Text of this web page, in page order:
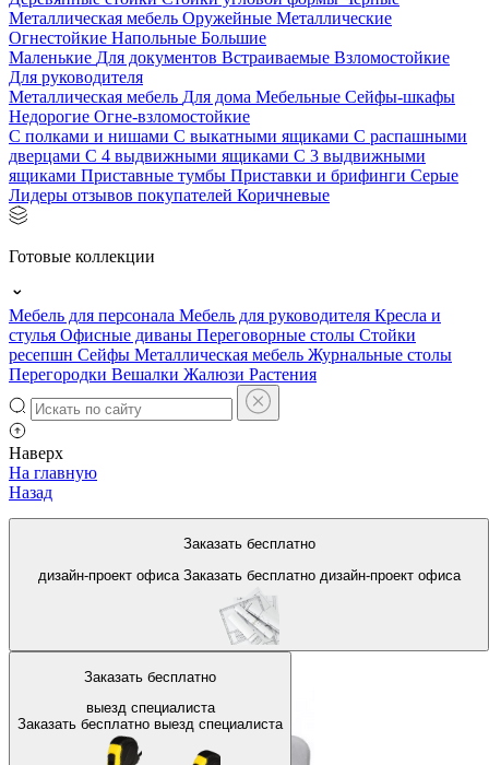
Металлическая мебель Оружейные Металлические
Огнестойкие Напольные Большие
Маленькие Для документов Встраиваемые Взломостойкие
Для руководителя
Металлическая мебель Для дома Мебельные Сейфы-шкафы
Недорогие Огне-взломостойкие
С полками и нишами С выкатными ящиками С распашными
дверцами С 4 выдвижными ящиками С 3 выдвижными
ящиками Приставные тумбы Приставки и брифинги Серые
Лидеры отзывов покупателей Коричневые
Готовые коллекции
Мебель для персонала Мебель для руководителя Кресла и
стулья Офисные диваны Переговорные столы Стойки
ресепшн Сейфы Металлическая мебель Журнальные столы
Перегородки Вешалки Жалюзи Растения
Наверх
Заказать бесплатно
дизайн-проект офиса Заказать бесплатнодизайн-проект офиса
Заказать бесплатно
выезд специалиста
Заказать бесплатно выезд специалиста
На главную
Назад
Раздвижные офисные
перегородки